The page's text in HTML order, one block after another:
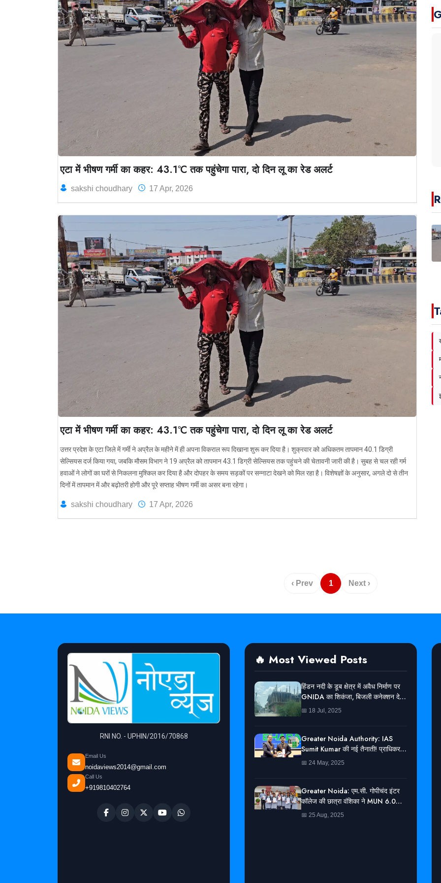
एटा में भीषण गर्मी का कहर: 43.1°C तक पहुंचेगा पारा, दो दिन लू का रेड अलर्ट
sakshi choudhary 17 Apr, 2026
एटा में भीषण गर्मी का कहर: 43.1°C तक पहुंचेगा पारा, दो दिन लू का रेड अलर्ट
उत्तर प्रदेश के एटा जिले में गर्मी ने अप्रैल के महीने में ही अपना विकराल रूप दिखाना शुरू कर दिया है। शुक्रवार को अधिकतम तापमान 40.1 डिग्री
सेल्सियस दर्ज किया गया, जबकि मौसम विभाग ने 19 अप्रैल को तापमान 43.1 डिग्री सेल्सियस तक पहुंचने की चेतावनी जारी की है। सुबह से चल रही गर्म
हवाओं ने लोगों का घरों से निकलना मुश्किल कर दिया है और दोपहर के समय सड़कों पर सन्नाटा देखने को मिल रहा है। विशेषज्ञों के अनुसार, अगले दो से तीन
दिनों में तापमान में और बढ़ोतरी होगी और पूरे सप्ताह भीषण गर्मी का असर बना रहेगा।
sakshi choudhary 17 Apr, 2026
‹ Prev 1 Next ›
RNI NO. - UPHIN/2016/70868
Email Us
noidaviews2014@gmail.com
Call Us
+919810402764
🔥 Most Viewed Posts
हिंडन नदी के डूब क्षेत्र में अवैध निर्माण पर
GNIDA का शिकंजा, बिजली कनेक्शन देने
से किया इनकार
📅 18 Jul, 2025
Greater Noida Authority: IAS
Sumit Kumar की नई तैनाती! प्राधिकरण
में बने ACEO
📅 24 May, 2025
Greater Noida: एम.सी. गोपीचंद इंटर
कॉलेज की छात्रा वंशिका ने MUN 6.0
प्रतियोगिता में जीता Gold Medal
📅 25 Aug, 2025